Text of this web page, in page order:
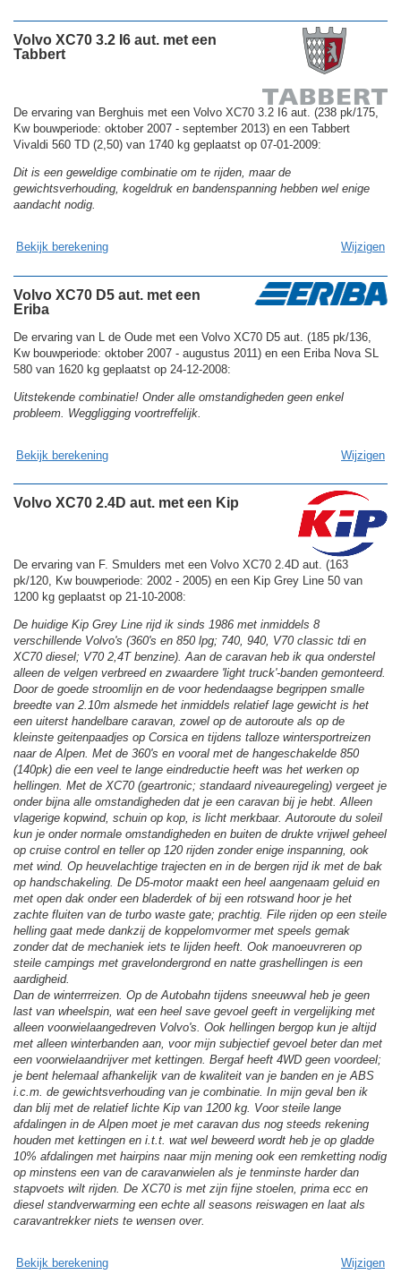
Volvo XC70 3.2 I6 aut. met een
Tabbert
De ervaring van Berghuis met een Volvo XC70 3.2 I6 aut. (238 pk/175,
Kw bouwperiode: oktober 2007 - september 2013) en een Tabbert
Vivaldi 560 TD (2,50) van 1740 kg geplaatst op 07-01-2009:
Dit is een geweldige combinatie om te rijden, maar de
gewichtsverhouding, kogeldruk en bandenspanning hebben wel enige
aandacht nodig.
Bekijk berekening Wijzigen
Volvo XC70 D5 aut. met een
Eriba
De ervaring van L de Oude met een Volvo XC70 D5 aut. (185 pk/136,
Kw bouwperiode: oktober 2007 - augustus 2011) en een Eriba Nova SL
580 van 1620 kg geplaatst op 24-12-2008:
Uitstekende combinatie! Onder alle omstandigheden geen enkel
probleem. Weggligging voortreffelijk.
Bekijk berekening Wijzigen
Volvo XC70 2.4D aut. met een Kip
De ervaring van F. Smulders met een Volvo XC70 2.4D aut. (163
pk/120, Kw bouwperiode: 2002 - 2005) en een Kip Grey Line 50 van
1200 kg geplaatst op 21-10-2008:
De huidige Kip Grey Line rijd ik sinds 1986 met inmiddels 8
verschillende Volvo's (360's en 850 lpg; 740, 940, V70 classic tdi en
XC70 diesel; V70 2,4T benzine). Aan de caravan heb ik qua onderstel
alleen de velgen verbreed en zwaardere 'light truck'-banden gemonteerd.
Door de goede stroomlijn en de voor hedendaagse begrippen smalle
breedte van 2.10m alsmede het inmiddels relatief lage gewicht is het
een uiterst handelbare caravan, zowel op de autoroute als op de
kleinste geitenpaadjes op Corsica en tijdens talloze wintersportreizen
naar de Alpen. Met de 360's en vooral met de hangeschakelde 850
(140pk) die een veel te lange eindreductie heeft was het werken op
hellingen. Met de XC70 (geartronic; standaard niveauregeling) vergeet je
onder bijna alle omstandigheden dat je een caravan bij je hebt. Alleen
vlagerige kopwind, schuin op kop, is licht merkbaar. Autoroute du soleil
kun je onder normale omstandigheden en buiten de drukte vrijwel geheel
op cruise control en teller op 120 rijden zonder enige inspanning, ook
met wind. Op heuvelachtige trajecten en in de bergen rijd ik met de bak
op handschakeling. De D5-motor maakt een heel aangenaam geluid en
met open dak onder een bladerdek of bij een rotswand hoor je het
zachte fluiten van de turbo waste gate; prachtig. File rijden op een steile
helling gaat mede dankzij de koppelomvormer met speels gemak
zonder dat de mechaniek iets te lijden heeft. Ook manoeuvreren op
steile campings met gravelondergrond en natte grashellingen is een
aardigheid.
Dan de winterrreizen. Op de Autobahn tijdens sneeuwval heb je geen
last van wheelspin, wat een heel save gevoel geeft in vergelijking met
alleen voorwielaangedreven Volvo's. Ook hellingen bergop kun je altijd
met alleen winterbanden aan, voor mijn subjectief gevoel beter dan met
een voorwielaandrijver met kettingen. Bergaf heeft 4WD geen voordeel;
je bent helemaal afhankelijk van de kwaliteit van je banden en je ABS
i.c.m. de gewichtsverhouding van je combinatie. In mijn geval ben ik
dan blij met de relatief lichte Kip van 1200 kg. Voor steile lange
afdalingen in de Alpen moet je met caravan dus nog steeds rekening
houden met kettingen en i.t.t. wat wel beweerd wordt heb je op gladde
10% afdalingen met hairpins naar mijn mening ook een remketting nodig
op minstens een van de caravanwielen als je tenminste harder dan
stapvoets wilt rijden. De XC70 is met zijn fijne stoelen, prima ecc en
diesel standverwarming een echte all seasons reiswagen en laat als
caravantrekker niets te wensen over.
Bekijk berekening Wijzigen